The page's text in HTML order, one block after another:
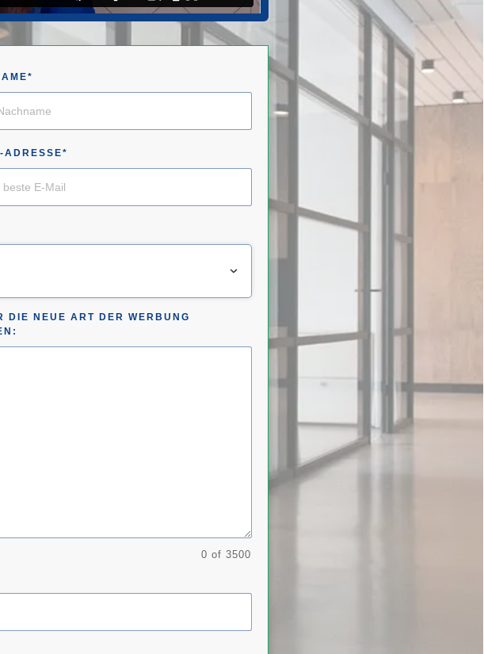
ADRESSE*
NEUE ART DER WERBUNG
0 of 3500